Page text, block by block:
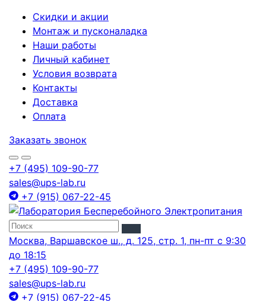
Скидки и акции
Монтаж и пусконаладка
Наши работы
Личный кабинет
Условия возврата
Контакты
Доставка
Оплата
Заказать звонок
+7 (495) 109-90-77
sales@ups-lab.ru
+7 (915) 067-22-45
Москва, Варшавское ш., д. 125, стр. 1, пн-пт с 9:30
до 18:15
+7 (495) 109-90-77
sales@ups-lab.ru
+7 (915) 067-22-45